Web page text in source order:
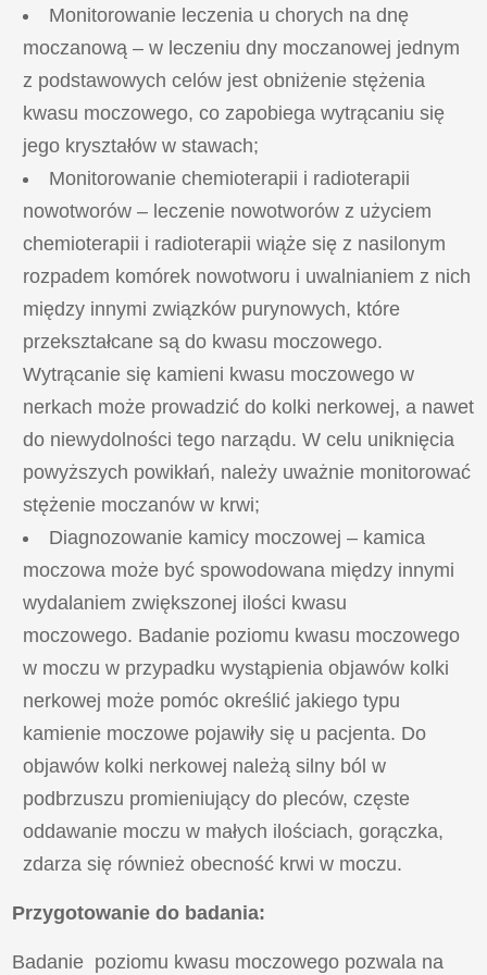
Monitorowanie leczenia u chorych na dnę
moczanową – w leczeniu dny moczanowej jednym
z podstawowych celów jest obniżenie stężenia
kwasu moczowego, co zapobiega wytrącaniu się
jego kryształów w stawach;
Monitorowanie chemioterapii i radioterapii
nowotworów – leczenie nowotworów z użyciem
chemioterapii i radioterapii wiąże się z nasilonym
rozpadem komórek nowotworu i uwalnianiem z nich
między innymi związków purynowych, które
przekształcane są do kwasu moczowego.
Wytrącanie się kamieni kwasu moczowego w
nerkach może prowadzić do kolki nerkowej, a nawet
do niewydolności tego narządu. W celu uniknięcia
powyższych powikłań, należy uważnie monitorować
stężenie moczanów w krwi;
Diagnozowanie kamicy moczowej – kamica
moczowa może być spowodowana między innymi
wydalaniem zwiększonej ilości kwasu
moczowego. Badanie poziomu kwasu moczowego
w moczu w przypadku wystąpienia objawów kolki
nerkowej może pomóc określić jakiego typu
kamienie moczowe pojawiły się u pacjenta. Do
objawów kolki nerkowej należą silny ból w
podbrzuszu promieniujący do pleców, częste
oddawanie moczu w małych ilościach, gorączka,
zdarza się również obecność krwi w moczu.
Przygotowanie do badania:
Badanie poziomu kwasu moczowego pozwala na